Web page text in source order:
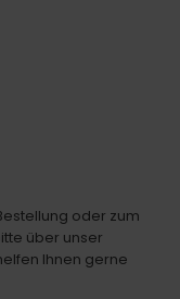
oder zum
über unser
Ihnen gerne